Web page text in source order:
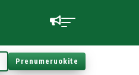
Prenumeruokite